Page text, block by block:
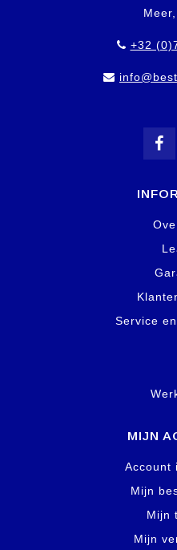
+32
Service
MIJN
Account
Mijn
Mijn
Mijn